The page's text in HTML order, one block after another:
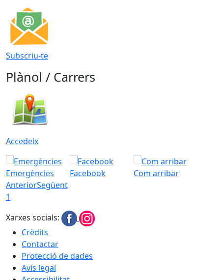
Subscriu-te
Plànol / Carrers
Accedeix
Emergències Facebook
Com arribar
AnteriorSegüent
1
Xarxes socials:
Crèdits
Contactar
Protecció de dades
Avís legal